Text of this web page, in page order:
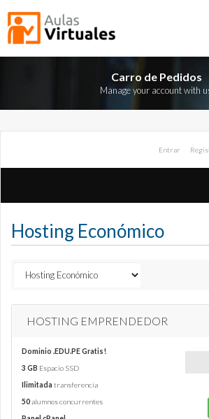
Carro de Pedidos
Manage your account with
Entrar
Hosting Económico
HOSTING EMPRENDEDOR
Dominio .EDU.PE Gratis!
3 GB Espacio SSD
Ilimitada transferencia
50alumnos concurrentes